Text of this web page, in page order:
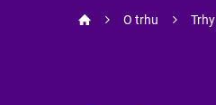
O trhu Trhy